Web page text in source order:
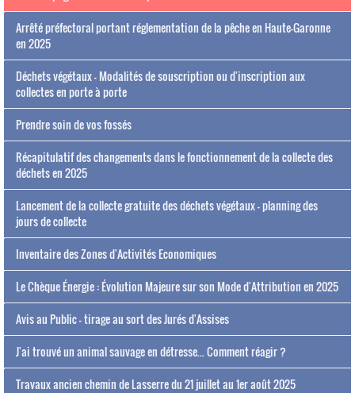
Arrêté préfectoral portant réglementation de la pêche en Haute-Garonne
en 2025
Déchets végétaux - Modalités de souscription ou d'inscription aux
collectes en porte à porte
Prendre soin de vos fossés
Récapitulatif des changements dans le fonctionnement de la collecte des
déchets en 2025
Lancement de la collecte gratuite des déchets végétaux - planning des
jours de collecte
Inventaire des Zones d'Activités Economiques
Le Chèque Énergie : Évolution Majeure sur son Mode d'Attribution en 2025
Avis au Public - tirage au sort des Jurés d'Assises
J'ai trouvé un animal sauvage en détresse... Comment réagir ?
Travaux ancien chemin de Lasserre du 21 juillet au 1er août 2025